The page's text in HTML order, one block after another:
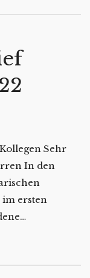
Sehr
In den
ersten